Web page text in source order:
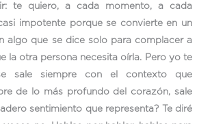
te quiero, a cada momento, a cada
impotente porque se convierte en un
algo que se dice solo para complacer a
la otra persona necesita oírla. Pero yo te
sale siempre con el contexto que
de lo más profundo del corazón, sale
sentimiento que representa? Te diré